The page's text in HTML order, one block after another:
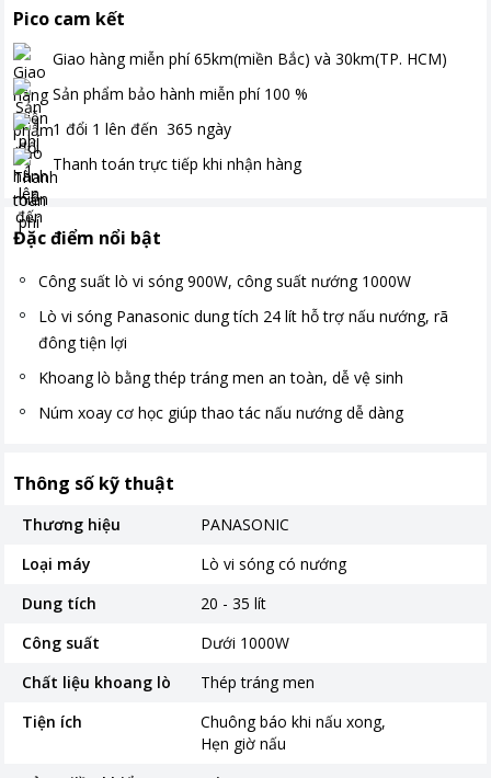
Pico cam kết
Giao hàng miễn phí 65km(miền Bắc) và 30km(TP. HCM)
Sản phẩm bảo hành miễn phí 100 %
1 đổi 1 lên đến 365 ngày
Thanh toán trực tiếp khi nhận hàng
Đặc điểm nổi bật
Công suất lò vi sóng 900W, công suất nướng 1000W
Lò vi sóng Panasonic dung tích 24 lít hỗ trợ nấu nướng, rã
đông tiện lợi
Khoang lò bằng thép tráng men an toàn, dễ vệ sinh
Núm xoay cơ học giúp thao tác nấu nướng dễ dàng
Thông số kỹ thuật
Thương hiệu
PANASONIC
Loại máy
Lò vi sóng có nướng
Dung tích
20 - 35 lít
Công suất
Dưới 1000W
Chất liệu khoang lò
Thép tráng men
Tiện ích
Chuông báo khi nấu xong
Hẹn giờ nấu